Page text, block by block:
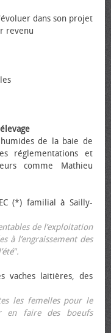
dans son projet
revenu
de la baie de
réglementations et
comme Mathieu
(*) familial à Sailly-
de l’exploitation
à l’engraissement des
vaches laitières, des
les femelles pour le
en faire des bœufs